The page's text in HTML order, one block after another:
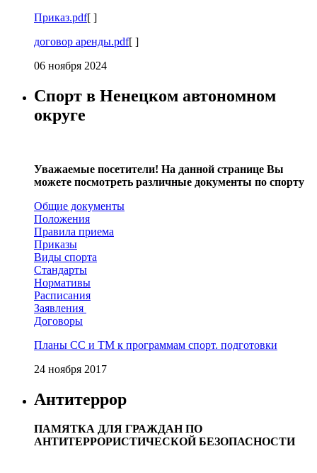
Приказ.pdf[ ]
договор аренды.pdf[ ]
06 ноября 2024
Спорт в Ненецком автономном
округе
Уважаемые посетители! На данной странице Вы
можете посмотреть различные документы по спорту
Общие документы
Положения
Правила приема
Приказы
Виды спорта
Стандарты
Нормативы
Расписания
Заявления
Договоры
Планы СС и ТМ к программам спорт. подготовки
24 ноября 2017
Антитеррор
ПАМЯТКА ДЛЯ ГРАЖДАН ПО
АНТИТЕРРОРИСТИЧЕСКОЙ БЕЗОПАСНОСТИ